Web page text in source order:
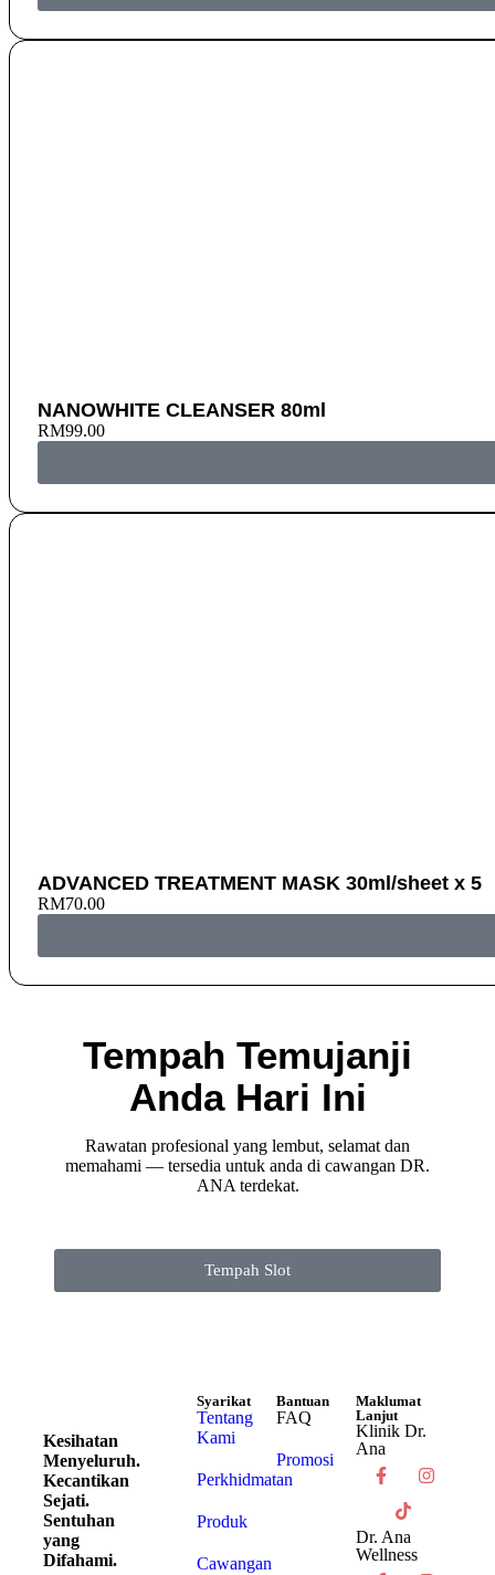
NANOWHITE CLEANSER 80ml
RM99.00
ADVANCED TREATMENT MASK 30ml/sheet x 5
RM70.00
Tempah Temujanji
Anda Hari Ini
Rawatan profesional yang lembut, selamat dan
memahami — tersedia untuk anda di cawangan DR.
ANA terdekat.
Tempah Slot
Kesihatan
Menyeluruh.
Kecantikan
Sejati.
Sentuhan
yang
Difahami.
Syarikat
Tentang
Kami
Perkhidmatan
Produk
Cawangan
Bantuan
FAQ
Promosi
Maklumat
Lanjut
Klinik Dr.
Ana
Dr. Ana
Wellness